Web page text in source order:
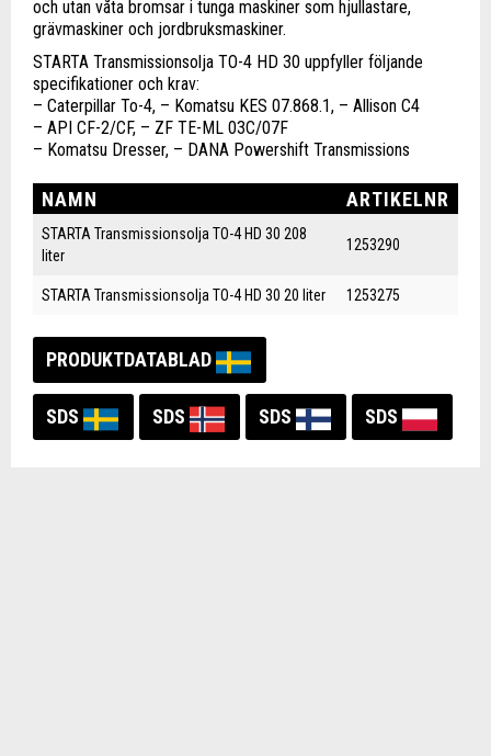
och utan våta bromsar i tunga maskiner som hjullastare,
grävmaskiner och jordbruksmaskiner.
STARTA Transmissionsolja TO-4 HD 30 uppfyller följande
specifikationer och krav:
– Caterpillar To-4, – Komatsu KES 07.868.1, – Allison C4
– API CF-2/CF, – ZF TE-ML 03C/07F
– Komatsu Dresser, – DANA Powershift Transmissions
NAMN ARTIKELNR
STARTA Transmissionsolja TO-4 HD 30 208
liter
1253290
STARTA Transmissionsolja TO-4 HD 30 20 liter 1253275
PRODUKTDATABLAD
SDS SDS SDS SDS